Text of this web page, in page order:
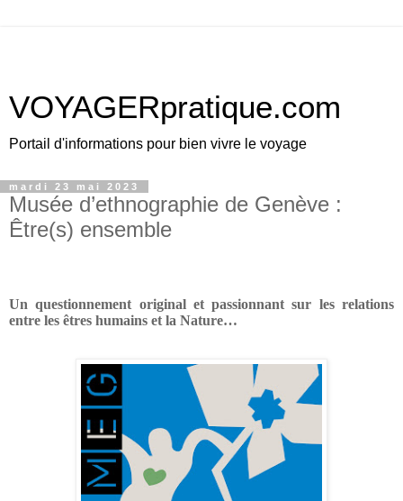
VOYAGERpratique.com
Portail d'informations pour bien vivre le voyage
mardi 23 mai 2023
Musée d’ethnographie de Genève :
Être(s) ensemble
Un questionnement original et passionnant sur les relations
entre les êtres humains et la Nature…